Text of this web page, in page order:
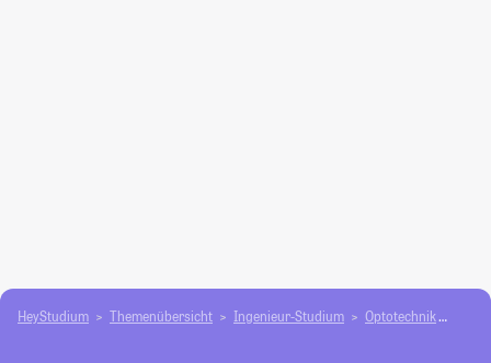
HeyStudium Themenübersicht Ingenieur-Studium Optotechnik